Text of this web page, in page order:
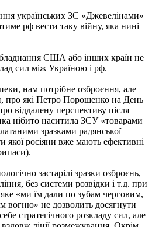
українських ЗС «Джевелінами»
рф вести таку війну, яка нині
США або інших країн не
сил між Україною і рф.
нам потрібне озброєння, але
про які Петро Порошенко на День
віддалену перспективу після
нібито наситила ЗСУ «товарами
зразками радянської
якої росіяни вже мають ефективні
застарілі зразки озброєнь,
без системи розвідки і т.д. при
«ми їм дали по зубам черговим,
вогню» не дозволить досягнути
стратегічного розкладу сил, але